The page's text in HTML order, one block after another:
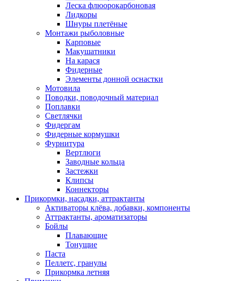
Леска флюорокарбоновая
Лидкоры
Шнуры плетёные
Монтажи рыболовные
Карповые
Макушатники
На карася
Фидерные
Элементы донной оснастки
Мотовила
Поводки, поводочный материал
Поплавки
Светлячки
Фидергам
Фидерные кормушки
Фурнитура
Вертлюги
Заводные кольца
Застежки
Клипсы
Коннекторы
Прикормки, насадки, аттрактанты
Активаторы клёва, добавки, компоненты
Аттрактанты, ароматизаторы
Бойлы
Плавающие
Тонущие
Паста
Пеллетс, гранулы
Прикормка летняя